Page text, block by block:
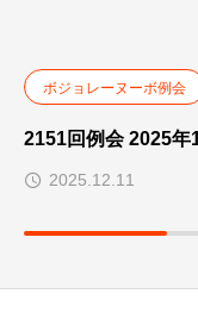
ボジョレーヌーボ例会
2151回例会 2025年
2025.12.11